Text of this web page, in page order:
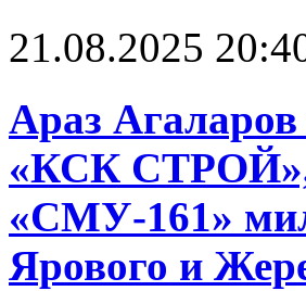
21.08.2025
Араз
«КСК
«СМУ-161»
Ярового и